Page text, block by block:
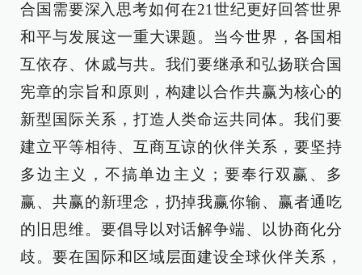
合国需要深入思考如何在21世纪更好回答世界
和平与发展这一重大课题。当今世界，各国相
互依存、休戚与共。我们要继承和弘扬联合国
宪章的宗旨和原则，构建以合作共赢为核心的
新型国际关系，打造人类命运共同体。我们要
建立平等相待、互商互谅的伙伴关系，要坚持
多边主义，不搞单边主义；要奉行双赢、多
赢、共赢的新理念，扔掉我赢你输、赢者通吃
的旧思维。要倡导以对话解争端、以协商化分
歧。要在国际和区域层面建设全球伙伴关系，